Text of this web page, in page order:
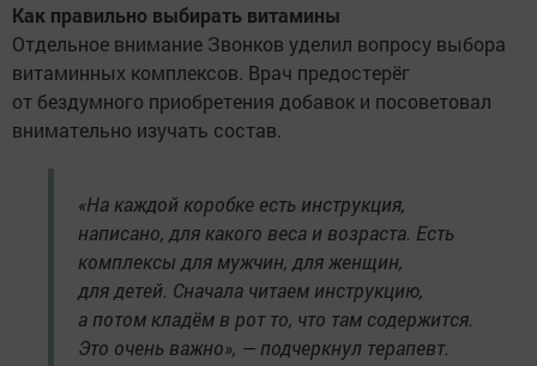
Как правильно выбирать витамины
Отдельное внимание Звонков уделил вопросу выбора
витаминных комплексов. Врач предостерёг
от бездумного приобретения добавок и посоветовал
внимательно изучать состав.
«На каждой коробке есть инструкция,
написано, для какого веса и возраста. Есть
комплексы для мужчин, для женщин,
для детей. Сначала читаем инструкцию,
а потом кладём в рот то, что там содержится.
Это очень важно», — подчеркнул терапевт.